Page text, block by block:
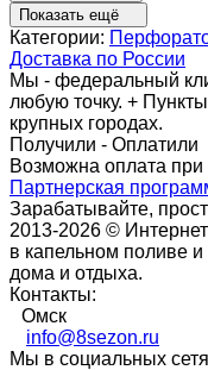
Показать ещё
Категории:
Доставка по России
Мы - федеральный
любую точку. +
крупных городах.
Получили - Оплатили
Возможна оплата
Партнерская
Зарабатывайте,
2013-2026 ©
в капельном поливе
дома и отдыха.
Контакты:
Омск
info@8sezon.ru
Мы в социальных